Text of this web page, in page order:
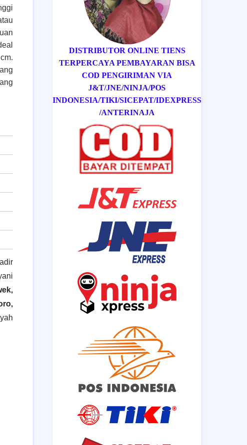
DISTRIBUTOR ONLINE TIENS
TERPERCAYA PEMBAYARAN BISA
COD PENGIRIMAN VIA
J&T/JNE/NINJA/POS
INDONESIA/TIKI/SICEPAT/IDEXPRESS
/ANTERINAJA